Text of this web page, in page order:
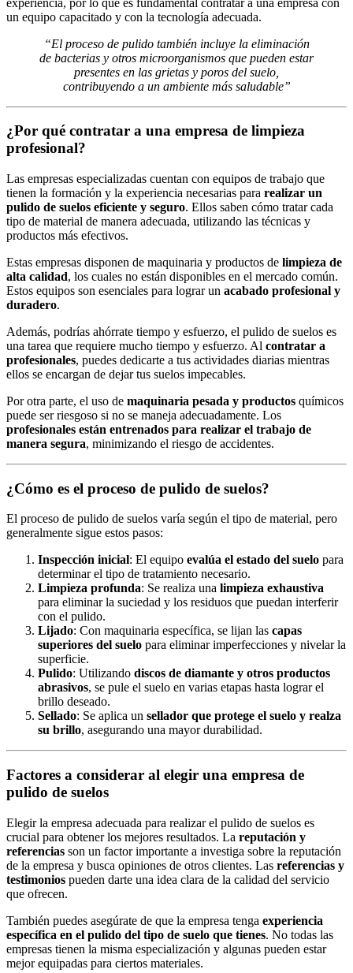
un equipo capacitado y con la tecnología adecuada.
“El proceso de pulido también incluye la eliminación
de bacterias y otros microorganismos que pueden estar
presentes en las grietas y poros del suelo,
contribuyendo a un ambiente más saludable”
¿Por qué contratar a una empresa de limpieza
profesional?
Las empresas especializadas cuentan con equipos de trabajo que
tienen la formación y la experiencia necesarias para realizar un
pulido de suelos eficiente y seguro. Ellos saben cómo tratar cada
tipo de material de manera adecuada, utilizando las técnicas y
productos más efectivos.
Estas empresas disponen de maquinaria y productos de limpieza de
alta calidad, los cuales no están disponibles en el mercado común.
Estos equipos son esenciales para lograr un acabado profesional y
duradero.
Además, podrías ahórrate tiempo y esfuerzo, el pulido de suelos es
una tarea que requiere mucho tiempo y esfuerzo. Al contratar a
profesionales, puedes dedicarte a tus actividades diarias mientras
ellos se encargan de dejar tus suelos impecables.
Por otra parte, el uso de maquinaria pesada y productos químicos
puede ser riesgoso si no se maneja adecuadamente. Los
profesionales están entrenados para realizar el trabajo de
manera segura, minimizando el riesgo de accidentes.
¿Cómo es el proceso de pulido de suelos?
El proceso de pulido de suelos varía según el tipo de material, pero
generalmente sigue estos pasos:
Inspección inicial: El equipo evalúa el estado del suelo para
determinar el tipo de tratamiento necesario.
Limpieza profunda: Se realiza una limpieza exhaustiva
para eliminar la suciedad y los residuos que puedan interferir
con el pulido.
Lijado: Con maquinaria específica, se lijan las capas
superiores del suelo para eliminar imperfecciones y nivelar la
superficie.
Pulido: Utilizando discos de diamante y otros productos
abrasivos, se pule el suelo en varias etapas hasta lograr el
brillo deseado.
Sellado: Se aplica un sellador que protege el suelo y realza
su brillo, asegurando una mayor durabilidad.
Factores a considerar al elegir una empresa de
pulido de suelos
Elegir la empresa adecuada para realizar el pulido de suelos es
crucial para obtener los mejores resultados. La reputación y
referencias son un factor importante a investiga sobre la reputación
de la empresa y busca opiniones de otros clientes. Las referencias y
testimonios pueden darte una idea clara de la calidad del servicio
que ofrecen.
También puedes asegúrate de que la empresa tenga experiencia
específica en el pulido del tipo de suelo que tienes. No todas las
empresas tienen la misma especialización y algunas pueden estar
mejor equipadas para ciertos materiales.